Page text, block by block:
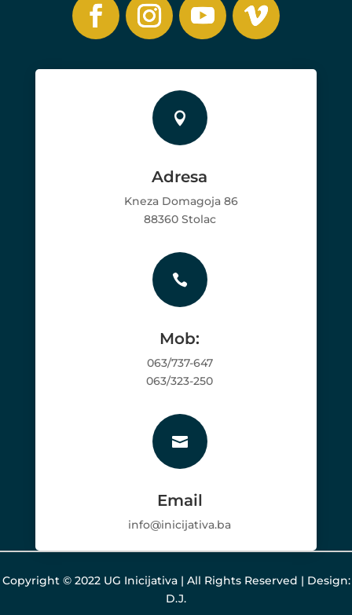

Adresa
Kneza Domagoja 86
88360 Stolac

Mob:
063/737-647
063/323-250

Email
info@inicijativa.ba
Copyright © 2022 UG Inicijativa | All Rights Reserved | Design:
D.J.